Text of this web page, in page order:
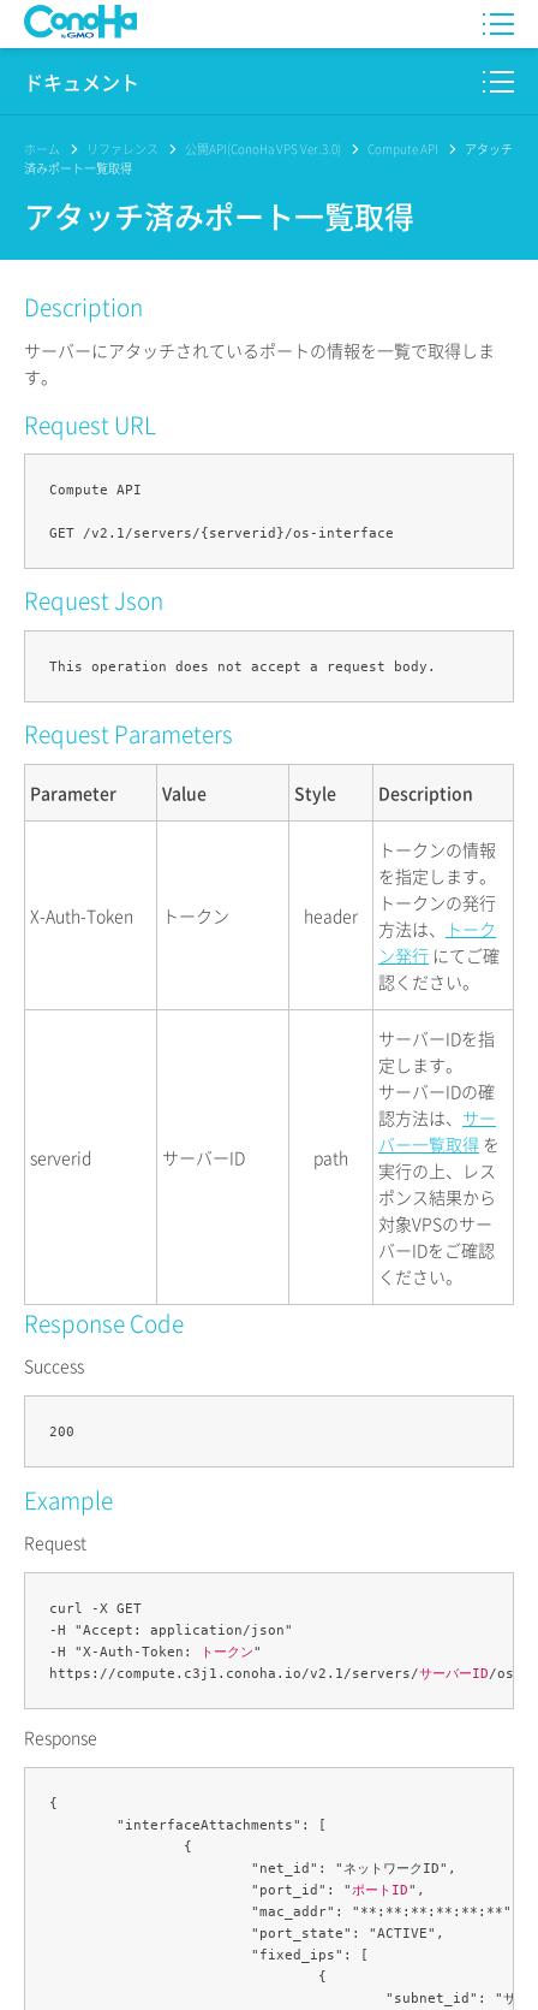
WING
Pencil
サービス一覧
サポート
ドキュメント
このサイトについて
プロダクト
リファレンス
リリースノート
ホーム リファレンス 公開API(ConoHa VPS Ver.3.0) Compute API
アタッチ
済みポート一覧取得
アタッチ済みポート一覧取得
Description
サーバーにアタッチされているポートの情報を一覧で取得しま
す。
Request URL
Compute API
Request Json
Request Parameters
Parameter Value Style Description
X-Auth-Token トークン header
トークンの情報
を指定します。
トークンの発行
方法は、
トーク
ン発行 にてご確
認ください。
serverid サーバーID path
サーバーIDを指
定します。
サーバーIDの確
認方法は、 サー
バー一覧取得 を
実行の上、レス
ポンス結果から
対象VPSのサー
バーIDをご確認
ください。
Response Code
Success
Example
Request
curl -X GET
-H "Accept: application/json"
-H "X-Auth-Token:
トークン"
https://compute.c3j1.conoha.io/v2.1/servers/サーバーID
Response
{
			"port_id": "
ポートID",